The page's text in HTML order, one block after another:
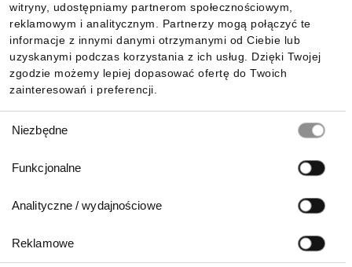
witryny, udostępniamy partnerom społecznościowym,
reklamowym i analitycznym. Partnerzy mogą połączyć te
informacje z innymi danymi otrzymanymi od Ciebie lub
uzyskanymi podczas korzystania z ich usług. Dzięki Twojej
zgodzie możemy lepiej dopasować ofertę do Twoich
zainteresowań i preferencji.
zgody
Niezbędne
Funkcjonalne
Analityczne / wydajnościowe
Reklamowe
Pobierz naszą aplikację mobilną: